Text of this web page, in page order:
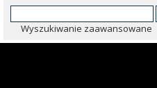
Wyszukiwanie zaawansowane